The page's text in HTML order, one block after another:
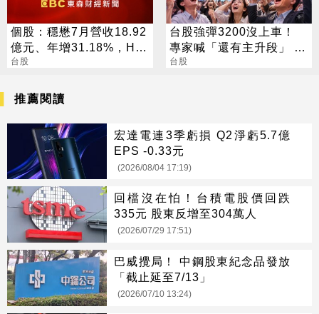
個股：穩懋7月營收18.92
億元、年增31.18%，H2
旺季到來，雙成長引擎啟
台股
台股強彈3200沒上車！
專家喊「還有主升段」 終
極目標曝光
台股
推薦閱讀
宏達電連3季虧損 Q2淨虧5.7億
EPS -0.33元
(2026/08/04 17:19)
回檔沒在怕！台積電股價回跌
335元 股東反增至304萬人
(2026/07/29 17:51)
巴威攪局！ 中鋼股東紀念品發放
「截止延至7/13」
(2026/07/10 13:24)